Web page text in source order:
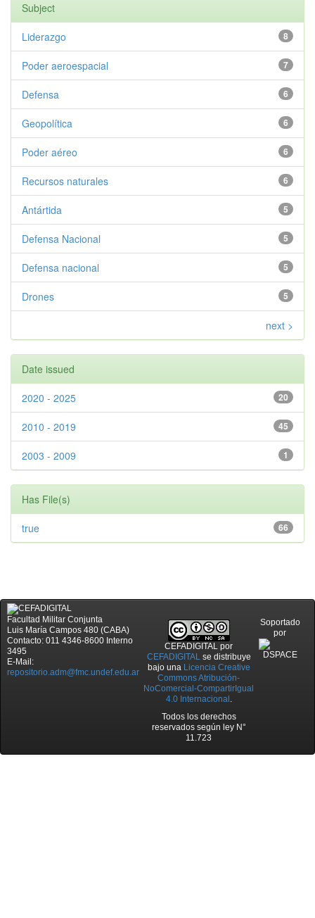
Subject
8
Liderazgo
7
Poder aeroespacial
6
Defensa
6
Geopolítica
6
Poder aéreo
6
Recursos naturales
5
Antártida
5
Defensa Nacional
5
Defensa nacional
5
Drones
next >
Date issued
20
2020 - 2025
45
2010 - 2019
1
2003 - 2009
Has File(s)
66
true
Facultad Militar Conjunta
Luis María Campos 480 (CABA)
Contacto: 011 4346-8600 Interno
3495
E-Mail:
repositorio.adm@fmc.undef.edu.ar
CEFADIGITAL por
CEFADIGITALse distribuye
bajo una Licencia Creative
Commons Atribución-
NoComercial-CompartirIgual
4.0 Internacional .
Todos los derechos
reservados según ley N°
11.723
Soportado
por